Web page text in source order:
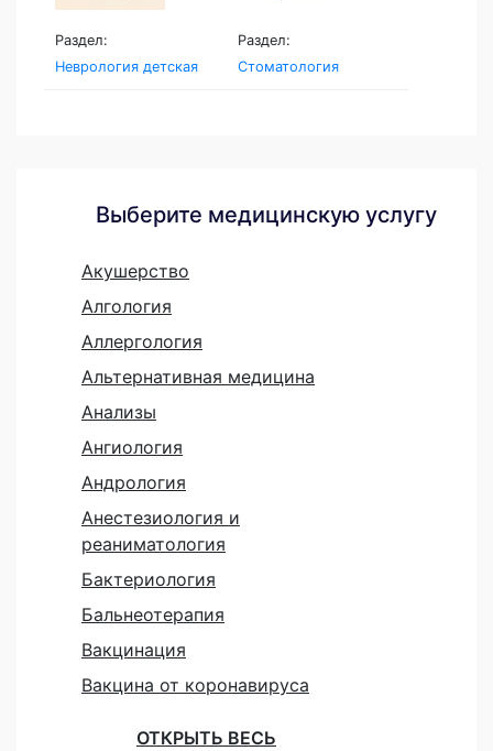
Раздел:
Неврология детская
Раздел:
Стоматология
Выберите медицинскую услугу
Акушерство
Алгология
Аллергология
Альтернативная медицина
Анализы
Ангиология
Андрология
Анестезиология и
реаниматология
Бактериология
Бальнеотерапия
Вакцинация
Вакцина от коронавируса
ОТКРЫТЬ ВЕСЬ